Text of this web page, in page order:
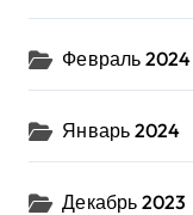
Февраль 2024
Январь 2024
Декабрь 2023